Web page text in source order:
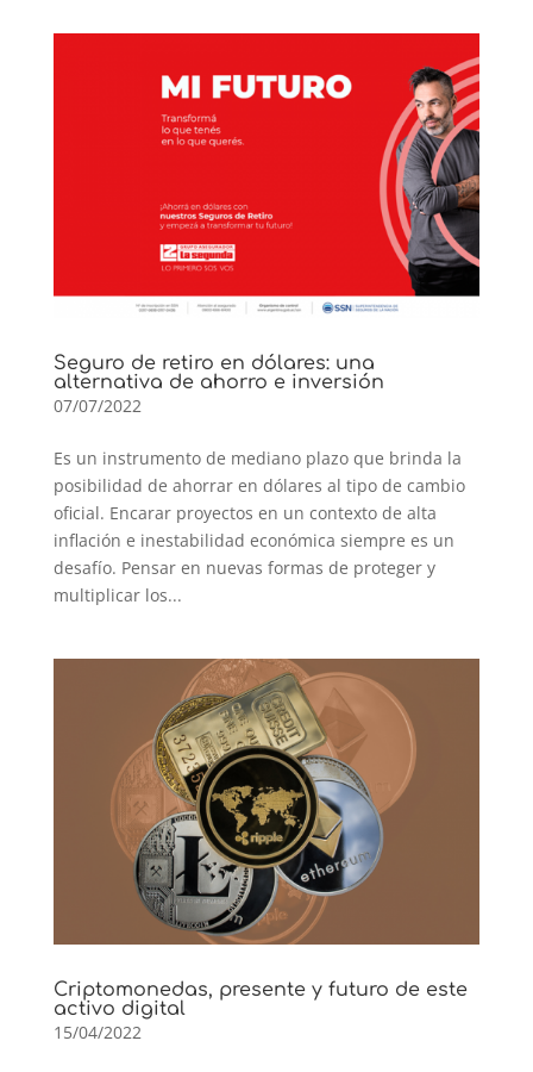
Seguro de retiro en dólares: una
alternativa de ahorro e inversión
07/07/2022
Es un instrumento de mediano plazo que brinda la
posibilidad de ahorrar en dólares al tipo de cambio
oficial. Encarar proyectos en un contexto de alta
inflación e inestabilidad económica siempre es un
desafío. Pensar en nuevas formas de proteger y
multiplicar los...
Criptomonedas, presente y futuro de este
activo digital
15/04/2022